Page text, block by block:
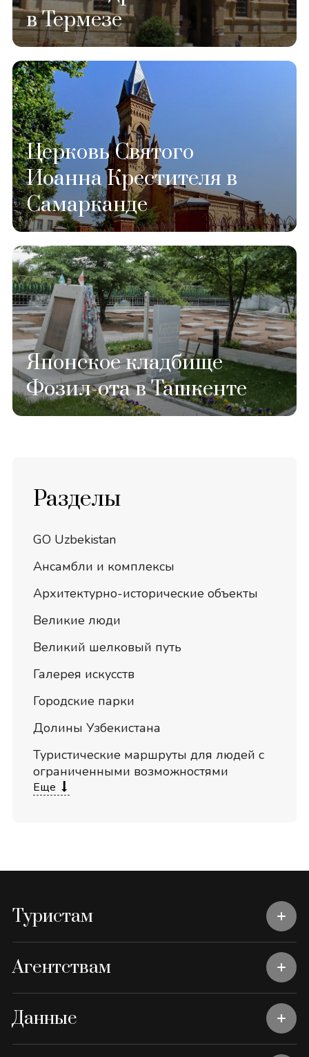
в Термезе
Церковь Святого
Иоанна Крестителя в
Самарканде
Японское кладбище
Фозил-ота в Ташкенте
Разделы
GO Uzbekistan
Ансамбли и комплексы
Архитектурно-исторические объекты
Великие люди
Великий шелковый путь
Галерея искусств
Городские парки
Долины Узбекистана
Туристические маршруты для людей с
ограниченными возможностями
Еще
Туристам
Агентствам
Данные